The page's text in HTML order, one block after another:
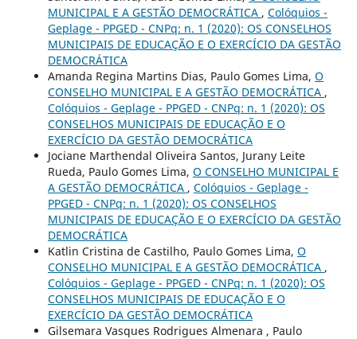
MUNICIPAL E A GESTÃO DEMOCRÁTICA , Colóquios -
Geplage - PPGED - CNPq: n. 1 (2020): OS CONSELHOS
MUNICIPAIS DE EDUCAÇÃO E O EXERCÍCIO DA GESTÃO
DEMOCRÁTICA
Amanda Regina Martins Dias, Paulo Gomes Lima, O
CONSELHO MUNICIPAL E A GESTÃO DEMOCRÁTICA ,
Colóquios - Geplage - PPGED - CNPq: n. 1 (2020): OS
CONSELHOS MUNICIPAIS DE EDUCAÇÃO E O
EXERCÍCIO DA GESTÃO DEMOCRÁTICA
Jociane Marthendal Oliveira Santos, Jurany Leite
Rueda, Paulo Gomes Lima, O CONSELHO MUNICIPAL E
A GESTÃO DEMOCRÁTICA , Colóquios - Geplage -
PPGED - CNPq: n. 1 (2020): OS CONSELHOS
MUNICIPAIS DE EDUCAÇÃO E O EXERCÍCIO DA GESTÃO
DEMOCRÁTICA
Katlin Cristina de Castilho, Paulo Gomes Lima, O
CONSELHO MUNICIPAL E A GESTÃO DEMOCRÁTICA ,
Colóquios - Geplage - PPGED - CNPq: n. 1 (2020): OS
CONSELHOS MUNICIPAIS DE EDUCAÇÃO E O
EXERCÍCIO DA GESTÃO DEMOCRÁTICA
Gilsemara Vasques Rodrigues Almenara , Paulo